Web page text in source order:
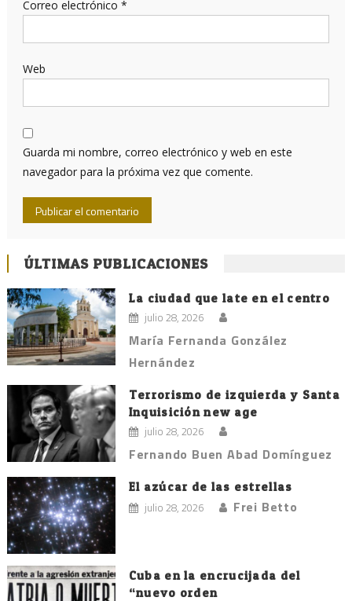
Correo electrónico *
Web
Guarda mi nombre, correo electrónico y web en este
navegador para la próxima vez que comente.
ÚLTIMAS PUBLICACIONES
La ciudad que late en el centro
julio 28, 2026
María Fernanda González
Hernández
Terrorismo de izquierda y Santa
Inquisición new age
julio 28, 2026
Fernando Buen Abad Domínguez
El azúcar de las estrellas
julio 28, 2026 Frei Betto
Cuba en la encrucijada del
“nuevo orden